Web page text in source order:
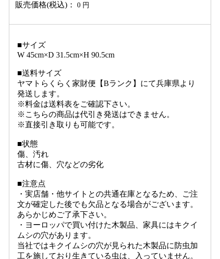
販売価格(税込)： 0 円
■サイズ
W 45cm×D 31.5cm×H 90.5cm
■送料サイズ
ヤマトらくらく家財便【Bランク】にて兵庫県より
発送します。
※料金は送料表をご確認下さい。
※こちらの商品は代引き発送はできません。
※直接引き取りも可能です。
■状態
傷、汚れ
古材に傷、穴などの劣化
■注意点
・実店舗・他サイトとの共通在庫となるため、ご注
文が確定した後でも欠品となる場合がございます。
あらかじめご了承下さい。
・ヨーロッパで買い付けた木製品、家具にはキクイ
ムシの穴があります。
当社ではキクイムシの穴が見られた木製品に防虫加
工を施しており生きている虫は、入っていません。